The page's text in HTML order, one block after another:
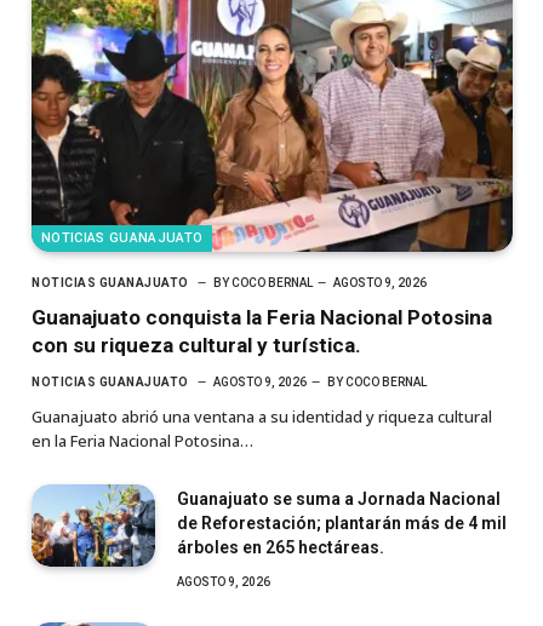
NOTICIAS GUANAJUATO
NOTICIAS GUANAJUATO BY COCO BERNAL AGOSTO 9, 2026
Guanajuato conquista la Feria Nacional Potosina
con su riqueza cultural y turística.
NOTICIAS GUANAJUATO AGOSTO 9, 2026 BY COCO BERNAL
Guanajuato abrió una ventana a su identidad y riqueza cultural
en la Feria Nacional Potosina…
Guanajuato se suma a Jornada Nacional
de Reforestación; plantarán más de 4 mil
árboles en 265 hectáreas.
AGOSTO 9, 2026